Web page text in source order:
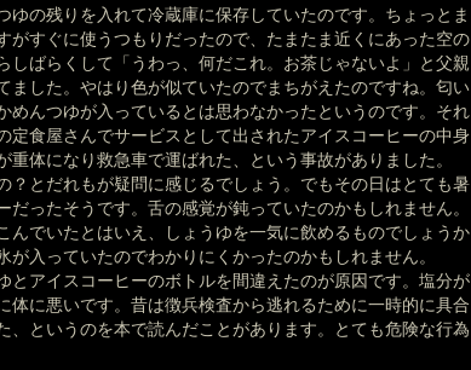
ゆの残りを入れて冷蔵庫に保存していたのです。ちょっとま
がすぐに使うつもりだったので、たまたま近くにあった空の
しばらくして「うわっ、何だこれ。お茶じゃないよ」と父親
ました。やはり色が似ていたのでまちがえたのですね。匂い
めんつゆが入っているとは思わなかったというのです。それ
定食屋さんでサービスとして出されたアイスコーヒーの中身
体になり救急車で運ばれた、という事故がありました。
？とだれもが疑問に感じるでしょう。でもその日はとても暑
だったそうです。舌の感覚が鈍っていたのかもしれません。
んでいたとはいえ、しょうゆを一気に飲めるものでしょうか
入っていたのでわかりにくかったのかもしれません。
とアイスコーヒーのボトルを間違えたのが原因です。塩分が
体に悪いです。昔は徴兵検査から逃れるために一時的に具合
、というのを本で読んだことがあります。とても危険な行為